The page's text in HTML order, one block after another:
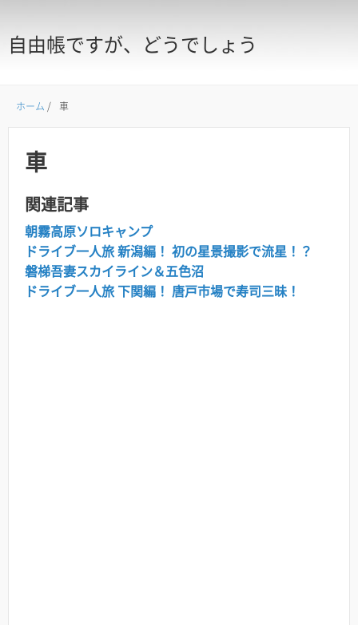
自由帳ですが、どうでしょう
ホーム / 車
車
関連記事
朝霧高原ソロキャンプ
ドライブ一人旅 新潟編！ 初の星景撮影で流星！？
磐梯吾妻スカイライン＆五色沼
ドライブ一人旅 下関編！ 唐戸市場で寿司三昧！